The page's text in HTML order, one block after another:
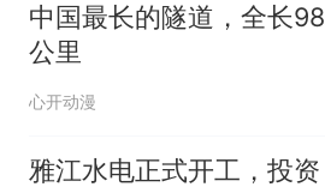
中国最长的隧道，全长98
公里
心开动漫
雅江水电正式开工，投资